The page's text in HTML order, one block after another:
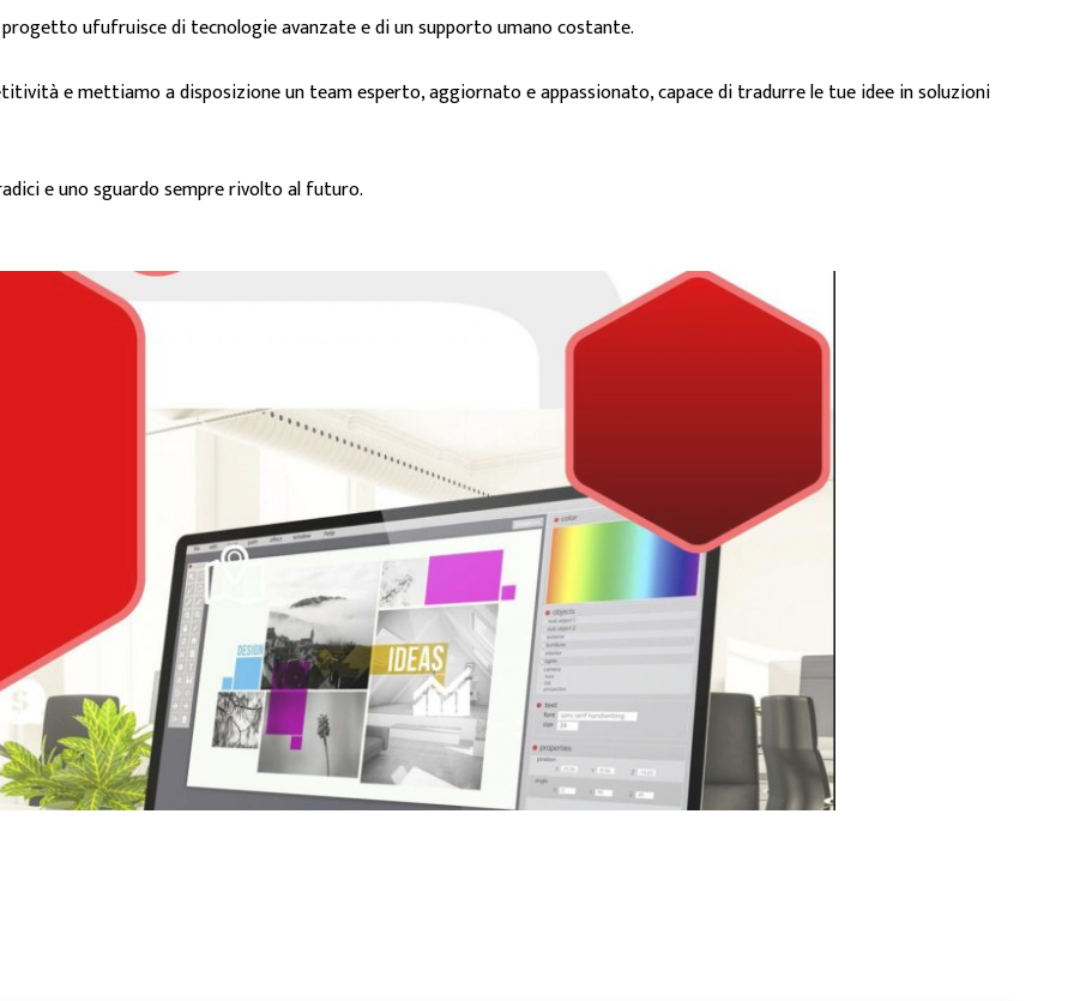
ufufruisce di tecnologie avanzate e di un supporto umano costante.
e mettiamo a disposizione un team esperto, aggiornato e appassionato, capace di tradurre le tue idee in soluzioni
e uno sguardo sempre rivolto al futuro.